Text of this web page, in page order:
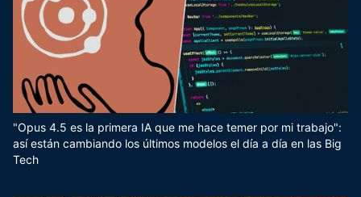
"Opus 4.5 es la primera IA que me hace temer por mi trabajo":
así están cambiando los últimos modelos el día a día en las Big
Tech